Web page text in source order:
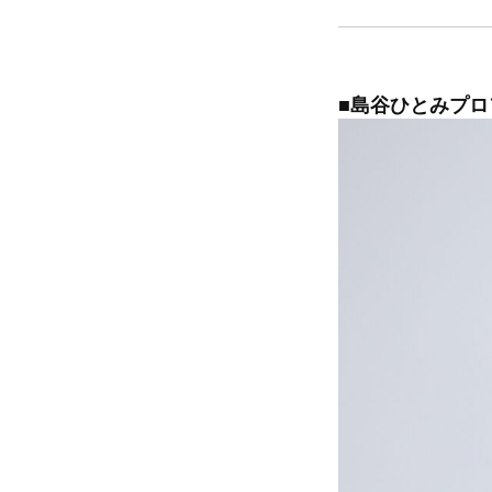
■島谷ひとみプ